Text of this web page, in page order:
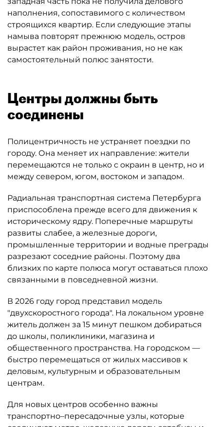
строящихся квартир. Если следующие этапы
намыва повторят прежнюю модель, остров
вырастет как район проживания, но не как
самостоятельный полюс занятости.
соединены
Полицентричность не устраняет поездки по
перемещаются не только с окраин в центр, но и
между севером, югом, востоком и западом.
Радиальная транспортная система Петербурга
историческому ядру. Поперечные маршруты
развиты слабее, а железные дороги,
промышленные территории и водные преграды
разрезают соседние районы. Поэтому два
близких по карте полюса могут оставаться плохо
связанными в повседневной жизни.
В 2026 году город представил модель
житель должен за 15 минут пешком добираться
до школы, поликлиники, магазина и
общественного пространства. На городском —
быстро перемещаться от жилых массивов к
деловым, культурным и образовательным
центрам.
Для новых центров особенно важны
соединяют метро, железную дорогу, автобусы и
трамваи. По данным городского комитета по